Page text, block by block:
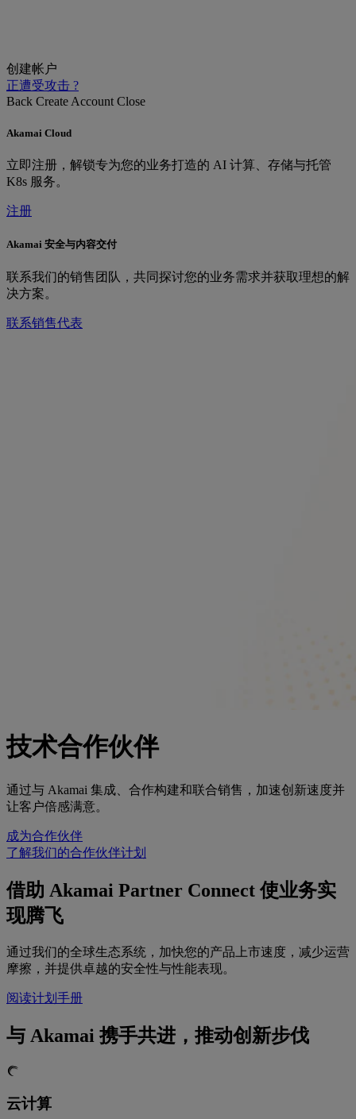
创建帐户
正遭受攻击 ?
Back Create Account Close
Akamai Cloud
立即注册，解锁专为您的业务打造的 AI 计算、存储与托管
K8s 服务。
注册
Akamai 安全与内容交付
联系我们的销售团队，共同探讨您的业务需求并获取理想的解
决方案。
联系销售代表
技术合作伙伴
通过与 Akamai 集成、合作构建和联合销售，加速创新速度并
让客户倍感满意。
成为合作伙伴
了解我们的合作伙伴计划
借助 Akamai Partner Connect 使业务实
现腾飞
通过我们的全球生态系统，加快您的产品上市速度，减少运营
摩擦，并提供卓越的安全性与性能表现。
阅读计划手册
与 Akamai 携手共进，推动创新步伐
云计算